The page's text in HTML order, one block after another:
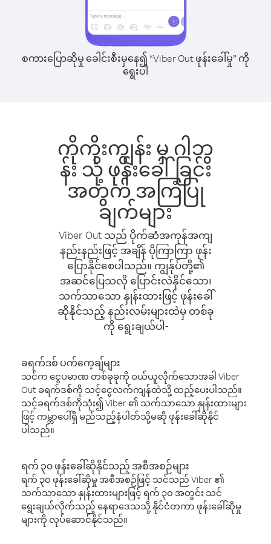
စကားပြောဆိုမှု ခေါင်းစီးမှနေ၍ “Viber Out ဖုန်းခေါ်မှု” ကို
ရွေးပါ
ကိုကိုးကျွန်း မှ ဂါဘွ
န်း သို့ ဖုန်းခေါ်ခြင်း
အတွက် အကြံပြု
ချက်များ
Viber Out သည် ပိုက်ဆံအကုန်အကျ
နည်းနည်းဖြင့် အချိန် ပိုကြာကြာ ဖုန်း
ပြောနိုင်စေပါသည်။ ကျွန်ုပ်တို့၏
အဆင်ပြေသလို ပြောင်းလဲနိုင်သော၊
သက်သာသော နှုန်းထားဖြင့် ဖုန်းခေါ်
ဆိုနိုင်သည့် နည်းလမ်းများထဲမှ တစ်ခု
ကို ရွေးချယ်ပါ-
ခရက်ဒစ် ပက်ကေ့ချ်များ
သင်က ငွေပမာဏ တစ်ခုခုကို ဝယ်ယူလိုက်သောအခါ Viber
Out ခရက်ဒစ်ကို သင့်ငွေလက်ကျန်ထဲသို့ ထည့်ပေးပါသည်။
သင့်ခရက်ဒစ်ကိုသုံး၍ Viber ၏ သက်သာသော နှုန်းထားများ
ဖြင့် ကမ္ဘာပေါ်ရှိ မည်သည့်နံပါတ်သို့မဆို ဖုန်းခေါ်ဆိုနိုင်
ပါသည်။
ရက် ၃၀ ဖုန်းခေါ်ဆိုနိုင်သည့် အစီအစဉ်များ
ရက် ၃၀ ဖုန်းခေါ်ဆိုမှု အစီအစဉ်ဖြင့် သင်သည် Viber ၏
သက်သာသော နှုန်းထားများဖြင့် ရက် ၃၀ အတွင်း သင်
ရွေးချယ်လိုက်သည့် နေရာဒေသသို့ နိုင်ငံတကာ ဖုန်းခေါ်ဆိုမှု
များကို လုပ်ဆောင်နိုင်သည်။